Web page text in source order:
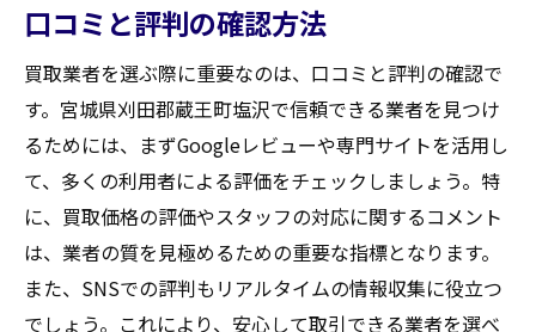
口コミと評判の確認方法
買取業者を選ぶ際に重要なのは、口コミと評判の確認で
す。宮城県刈田郡蔵王町塩沢で信頼できる業者を見つけ
るためには、まずGoogleレビューや専門サイトを活用し
て、多くの利用者による評価をチェックしましょう。特
に、買取価格の評価やスタッフの対応に関するコメント
は、業者の質を見極めるための重要な指標となります。
また、SNSでの評判もリアルタイムの情報収集に役立つ
でしょう。これにより、安心して取引できる業者を選べ